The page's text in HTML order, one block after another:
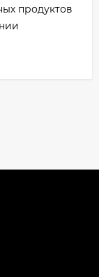
продуктов